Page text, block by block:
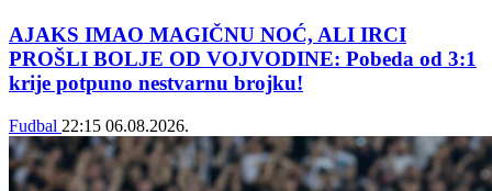
AJAKS IMAO MAGIČNU NOĆ, ALI IRCI
PROŠLI BOLJE OD VOJVODINE: Pobeda od 3:1
krije potpuno nestvarnu brojku!
Fudbal 22:15 06.08.2026.